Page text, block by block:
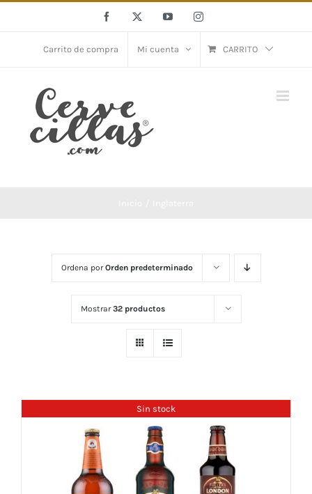
contenido
Facebook YouTubeInstagram
Carrito de compra Mi cuenta CARRITO
Ordena porOrden predeterminado
Mostrar32 productos
Sin stock